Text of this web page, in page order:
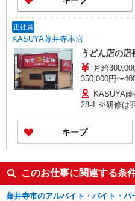
正社員
KASUYA藤井寺本店
うどん店の店
月給
350,000円〜
手当支給 ※経
間3〜6ヶ月あ
直近1年以内
す。
KASUYA
28-1 ※研修は羽曳野店にて行います。研修終了
藤井寺本店 大
KASUYA羽曳
・KASUYA泉
部北の町2丁目4-38 ・KASUYA松原店
市天美我堂1-14-
キープ
このお仕事に関連する条
藤井寺市のアルバイト・バイト・パ